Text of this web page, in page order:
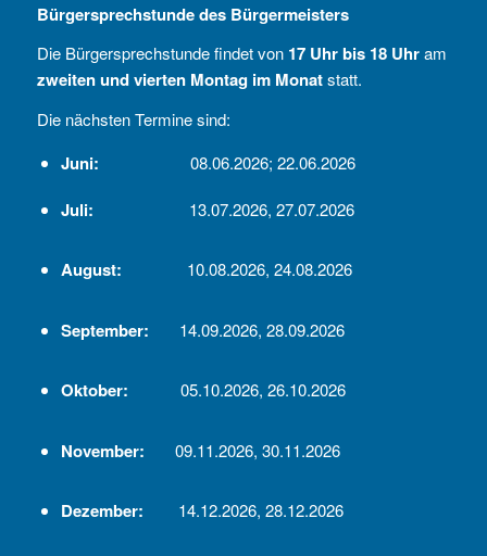
Bürgersprechstunde des Bürgermeisters
Die Bürgersprechstunde findet von 17 Uhr bis 18 Uhram
zweiten und vierten Montag im Monatstatt.
Die nächsten Termine sind:
Juni: 08.06.2026; 22.06.2026
Juli: 13.07.2026, 27.07.2026
August: 10.08.2026, 24.08.2026
September: 14.09.2026, 28.09.2026
Oktober: 05.10.2026, 26.10.2026
November: 09.11.2026, 30.11.2026
Dezember: 14.12.2026, 28.12.2026